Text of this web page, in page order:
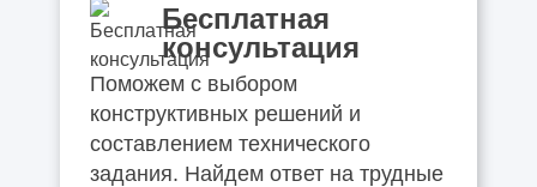
Бесплатная
консультация
Поможем с выбором
конструктивных решений и
составлением технического
задания. Найдем ответ на трудные